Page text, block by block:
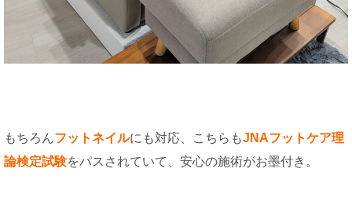
もちろんフットネイルにも対応、こちらもJNAフットケア理
論検定試験をパスされていて、安心の施術がお墨付き。